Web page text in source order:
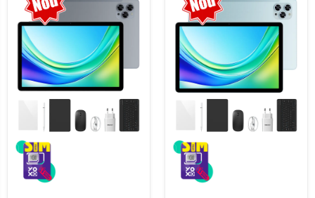
Telefoane mobile Ulefone
Telefoane mobile Unihertz
Telefoane mobile Cubot
Telefoane mobile Blackview
Telefoane mobile OSCAL
Telefoane mobile Fossibot
Telefoane mobile Lagenio
Telefoane mobile Samsung
Telefoane mobile iSEN